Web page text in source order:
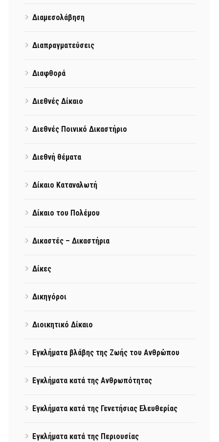
Διαμεσολάβηση
Διαπραγματεύσεις
Διαφθορά
Διεθνές Δίκαιο
Διεθνές Ποινικό Δικαστήριο
Διεθνή θέματα
Δίκαιο Καταναλωτή
Δίκαιο του Πολέμου
Δικαστές – Δικαστήρια
Δίκες
Δικηγόροι
Διοικητικό Δίκαιο
Εγκλήματα βλάβης της Ζωής του Ανθρώπου
Εγκλήματα κατά της Ανθρωπότητας
Εγκλήματα κατά της Γενετήσιας Ελευθερίας
Εγκλήματα κατά της Περιουσίας